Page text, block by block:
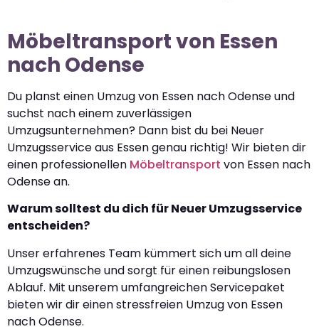
Möbeltransport von Essen
nach Odense
Du planst einen Umzug von Essen nach Odense und
suchst nach einem zuverlässigen
Umzugsunternehmen? Dann bist du bei Neuer
Umzugsservice aus Essen genau richtig! Wir bieten dir
einen professionellen Möbeltransport von Essen nach
Odense an.
Warum solltest du dich für Neuer Umzugsservice
entscheiden?
Unser erfahrenes Team kümmert sich um all deine
Umzugswünsche und sorgt für einen reibungslosen
Ablauf. Mit unserem umfangreichen Servicepaket
bieten wir dir einen stressfreien Umzug von Essen
nach Odense.